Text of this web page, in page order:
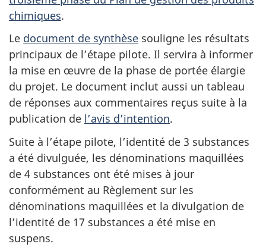
chimiques.
Le document de synthèse souligne les résultats
principaux de l’étape pilote. Il servira à informer
la mise en œuvre de la phase de portée élargie
du projet. Le document inclut aussi un tableau
de réponses aux commentaires reçus suite à la
publication de l’avis d’intention.
Suite à l’étape pilote, l’identité de 3 substances
a été divulguée, les dénominations maquillées
de 4 substances ont été mises à jour
conformément au Règlement sur les
dénominations maquillées et la divulgation de
l’identité de 17 substances a été mise en
suspens.